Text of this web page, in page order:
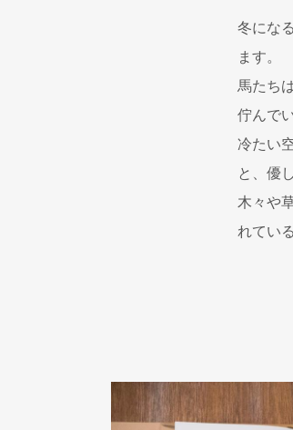
冬にな
ます。
馬たち
佇んで
冷たい
と、優
木々や
れてい